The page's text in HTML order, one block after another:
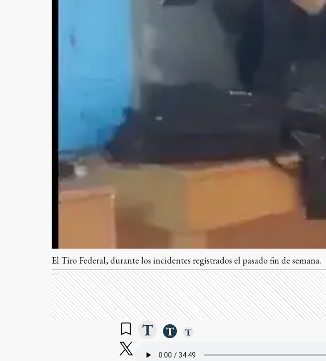
El Tiro Federal, durante los incidentes registrados el pasado fin de semana.
Ads